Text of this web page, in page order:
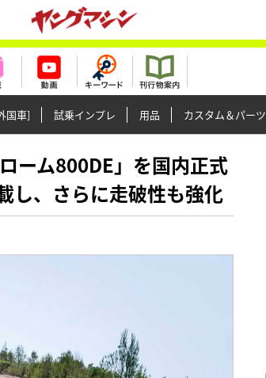
国車] 試乗インプレ 用品 カスタム＆パーツ
ーム800DE」を国内正式
し、さらに走破性も強化